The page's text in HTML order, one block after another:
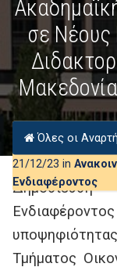
σε Νέους
Όλες οι
21/12/23 in
Ενδιαφέροντος
Τμήματος